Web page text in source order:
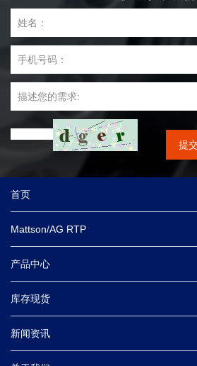
首页
Mattson/AG RTP
产品中心
库存现货
新闻资讯